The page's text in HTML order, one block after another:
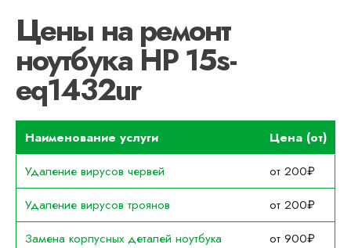
Цены на ремонт
ноутбука HP 15s-
eq1432ur
Наименование услуги
Цена (от)
Удаление вирусов червей
от 200₽
Удаление вирусов троянов
от 200₽
Замена корпусных деталей ноутбука
от 900₽